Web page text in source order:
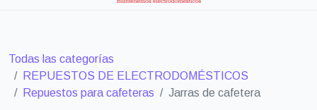
Todas las categorías
REPUESTOS DE ELECTRODOMÉSTICOS
Repuestos para cafeteras
Jarras de cafetera